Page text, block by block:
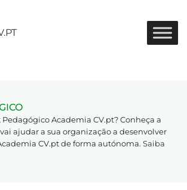
Academia CV.pt? Conheça a
ajudar a sua organização a desenvolver
CV.pt de forma autónoma. Saiba